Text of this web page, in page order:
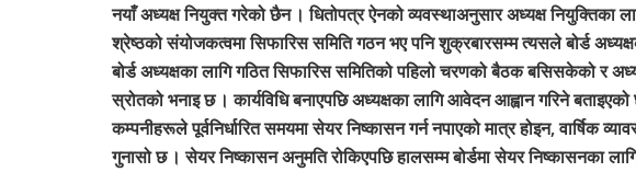
नयाँ अध्यक्ष नियुक्त गरेको छैन । धितोपत्र ऐनको व्यवस्थाअनुसार अध्यक्ष नियुक्तिका
श्रेष्ठको संयोजकत्वमा सिफारिस समिति गठन भए पनि शुक्रबारसम्म त्यसले बोर्ड
बोर्ड अध्यक्षका लागि गठित सिफारिस समितिको पहिलो चरणको बैठक बसिसकेको र
स्रोतको भनाइ छ । कार्यविधि बनाएपछि अध्यक्षका लागि आवेदन आह्वान गरिने
कम्पनीहरूले पूर्वनिर्धारित समयमा सेयर निष्कासन गर्न नपाएको मात्र होइन, वार्षिक
गुनासो छ । सेयर निष्कासन अनुमति रोकिएपछि हालसम्म बोर्डमा सेयर निष्कासनका